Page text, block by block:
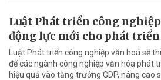
Luật Phát triển công
động lực mới cho phát
Luật Phát triển công nghiệp văn hoá sẽ
để các ngành công nghiệp văn hóa phát
hiệu quả vào tăng trưởng GDP, nâng cao